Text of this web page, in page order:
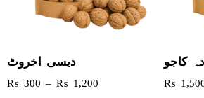
دیسی اخروٹ
₨ 300 – ₨ 1,200
کاجو
₨